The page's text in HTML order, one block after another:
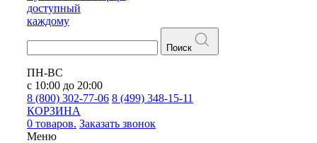
доступный
каждому
Поиск
ПН-ВС
с 10:00 до 20:00
8 (800) 302-77-06 8 (499) 348-15-11
КОРЗИНА
0 товаров. Заказать звонок
Меню